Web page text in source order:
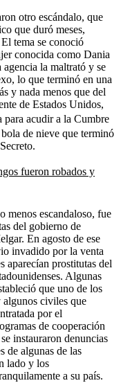
otro escándalo, que
que duró meses,
tema se conoció
conocida como Dania
la maltrató y se
lo que terminó en una
y nada menos que del
de Estados Unidos,
para acudir a la Cumbre
de nieve que terminó
fueron robados y
menos escandaloso, fue
del gobierno de
En agosto de ese
invadido por la venta
aparecían prostitutas del
Algunas
que uno de los
algunos civiles que
por el
de cooperación
instauraron denuncias
de algunas de las
lado y los
a su país.